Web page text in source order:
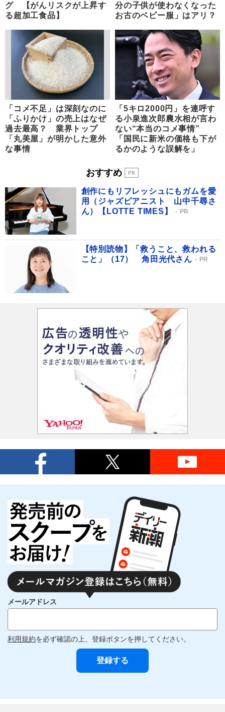
グ 【がんリスクが上昇す
る超加工食品】
分の子供が使わなくなった
お古のベビー服」はアリ？
「コメ不足」は深刻なのに
「ふりかけ」の売上はなぜ
過去最高？ 業界トップ
「丸美屋」が明かした意外
な事情
「5キロ2000円」を連呼す
る小泉進次郎農水相が言わ
ない“本当のコメ事情”
「国民に新米の価格も下が
るかのような誤解を」
おすすめ
創作にもリフレッシュにもガムを愛
用（ジャズピアニスト 山中千尋さ
ん）【LOTTE TIMES】
PR
【特別読物】「救うこと、救われる
こと」（17） 角田光代さん
PR
メールアドレス
利用規約を必ず確認の上、登録ボタンを押してください。